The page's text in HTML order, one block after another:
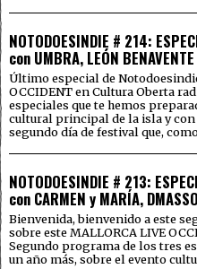
NOTODOESINDIE # 214:
con UMBRA, LEÓN
Último especial de
OCCIDENT en Cultura Oberta
especiales que te hemos
cultural principal de la isla y con
segundo día de festival que,
NOTODOESINDIE # 213:
con CARMEN y MARÍA,
Bienvenida, bienvenido a este
sobre este MALLORCA LIVE
Segundo programa de los tres
un año más, sobre el evento